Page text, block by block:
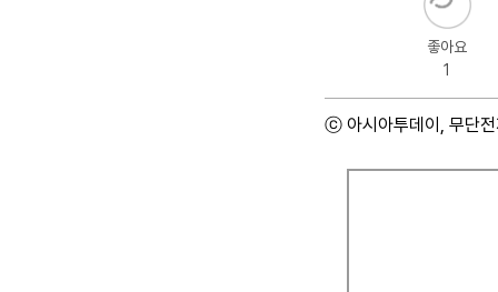
좋아요
1
ⓒ 아시아투데이, 무단